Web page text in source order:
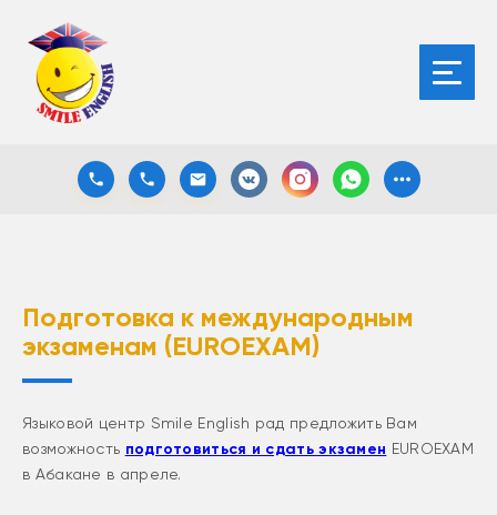
Подготовка к международным
экзаменам (EUROEXAM)
Языковой центр Smile English рад предложить Вам
возможность подготовиться и сдать экзамен EUROEXAM
в Абакане в апреле.